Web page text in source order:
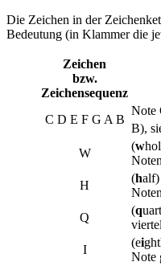
Die Zeichen in der
Bedeutung (in Klammer die
Zeichen
bzw.
Zeichensequenz
C D E F G A B
Note
B),
W
(w
H
(half)
Q
(q
I
(ei
Note